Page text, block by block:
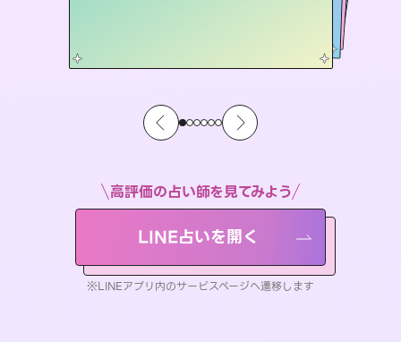
高評価の占い師を見てみよう
LINE占いを開く
※LINEアプリ内のサービスページへ遷移します